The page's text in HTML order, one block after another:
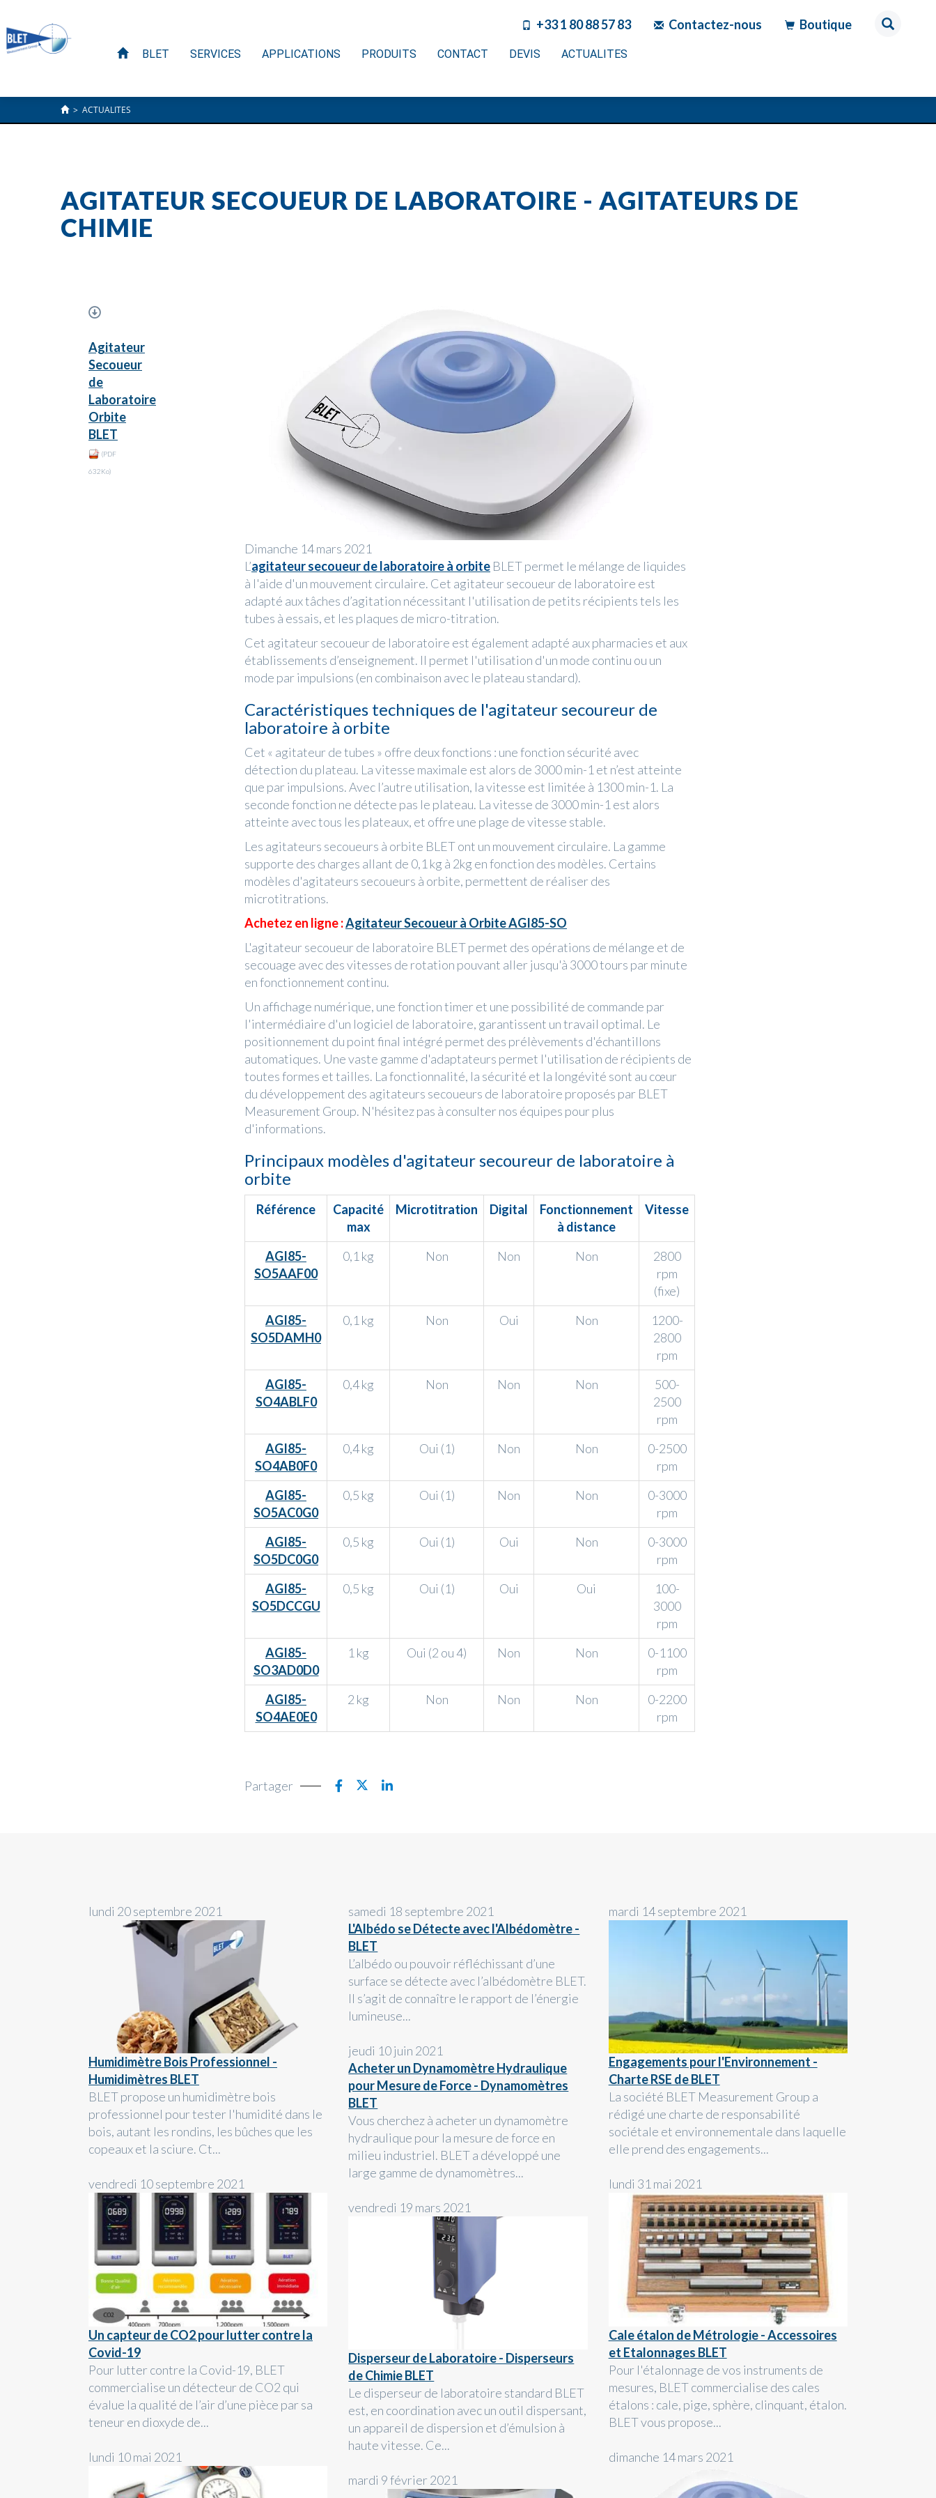
+33 1 80 88 57 83 Contactez-nous Boutique
BLET SERVICES APPLICATIONS PRODUITS CONTACT DEVIS ACTUALITES
> ACTUALITES
AGITATEUR SECOUEUR DE LABORATOIRE - AGITATEURS DE
CHIMIE
Agitateur
Secoueur
de
Laboratoire
Orbite
BLET
(PDF
632Ko)
Dimanche 14 mars 2021
L’agitateur secoueur de laboratoire à orbite BLET permet le mélange de liquides
à l'aide d'un mouvement circulaire. Cet agitateur secoueur de laboratoire est
adapté aux tâches d’agitation nécessitant l'utilisation de petits récipients tels les
tubes à essais, et les plaques de micro-titration.
Cet agitateur secoueur de laboratoire est également adapté aux pharmacies et aux
établissements d’enseignement. Il permet l'utilisation d'un mode continu ou un
mode par impulsions (en combinaison avec le plateau standard).
Caractéristiques techniques de l'agitateur secoureur de
laboratoire à orbite
Cet « agitateur de tubes » offre deux fonctions : une fonction sécurité avec
détection du plateau. La vitesse maximale est alors de 3000 min-1 et n’est atteinte
que par impulsions. Avec l’autre utilisation, la vitesse est limitée à 1300 min-1. La
seconde fonction ne détecte pas le plateau. La vitesse de 3000 min-1 est alors
atteinte avec tous les plateaux, et offre une plage de vitesse stable.
Les agitateurs secoueurs à orbite BLET ont un mouvement circulaire. La gamme
supporte des charges allant de 0,1 kg à 2kg en fonction des modèles. Certains
modèles d'agitateurs secoueurs à orbite, permettent de réaliser des
microtitrations.
Achetez en ligne :Agitateur Secoueur à Orbite AGI85-SO
L'agitateur secoueur de laboratoire BLET permet des opérations de mélange et de
secouage avec des vitesses de rotation pouvant aller jusqu'à 3000 tours par minute
en fonctionnement continu.
Un affichage numérique, une fonction timer et une possibilité de commande par
l'intermédiaire d'un logiciel de laboratoire, garantissent un travail optimal. Le
positionnement du point final intégré permet des prélèvements d'échantillons
automatiques. Une vaste gamme d'adaptateurs permet l'utilisation de récipients de
toutes formes et tailles. La fonctionnalité, la sécurité et la longévité sont au cœur
du développement des agitateurs secoueurs de laboratoire proposés par BLET
Measurement Group. N'hésitez pas à consulter nos équipes pour plus
d'informations.
Principaux modèles d'agitateur secoureur de laboratoire à
orbite
Référence
Capacité
max
Microtitration Digital
Fonctionnement
à distance
Vitesse
AGI85-
SO5AAF00
0,1 kg Non Non Non
2800
rpm
(fixe)
AGI85-
SO5DAMH0
0,1 kg Non Oui Non
1200-
2800
rpm
AGI85-
SO4ABLF0
0,4 kg Non Non Non
500-
2500
rpm
AGI85-
SO4AB0F0
0,4 kg Oui (1) Non Non
0-2500
rpm
AGI85-
SO5AC0G0
0,5 kg Oui (1) Non Non
0-3000
rpm
AGI85-
SO5DC0G0
0,5 kg Oui (1) Oui Non
0-3000
rpm
AGI85-
SO5DCCGU
0,5 kg Oui (1) Oui Oui
100-
3000
rpm
AGI85-
SO3AD0D0
1 kg Oui (2 ou 4) Non Non
0-1100
rpm
AGI85-
SO4AE0E0
2 kg Non Non Non
0-2200
rpm
Partager
lundi 20 septembre 2021
Humidimètre Bois Professionnel -
Humidimètres BLET
BLET propose un humidimètre bois
professionnel pour tester l'humidité dans le
bois, autant les rondins, les bûches que les
copeaux et la sciure. Ct...
vendredi 10 septembre 2021
Un capteur de CO2 pour lutter contre la
Covid-19
Pour lutter contre la Covid-19, BLET
commercialise un détecteur de CO2 qui
évalue la qualité de l’air d’une pièce par sa
teneur en dioxyde de...
lundi 10 mai 2021
samedi 18 septembre 2021
L'Albédo se Détecte avec l'Albédomètre -
BLET
L’albédo ou pouvoir réfléchissant d’une
surface se détecte avec l’albédomètre BLET.
Il s’agit de connaître le rapport de l’énergie
lumineuse...
jeudi 10 juin 2021
Acheter un Dynamomètre Hydraulique
pour Mesure de Force - Dynamomètres
BLET
Vous cherchez à acheter un dynamomètre
hydraulique pour la mesure de force en
milieu industriel. BLET a développé une
large gamme de dynamomètres...
vendredi 19 mars 2021
Disperseur de Laboratoire - Disperseurs
de Chimie BLET
Le disperseur de laboratoire standard BLET
est, en coordination avec un outil dispersant,
un appareil de dispersion et d’émulsion à
haute vitesse. Ce...
mardi 9 février 2021
mardi 14 septembre 2021
Engagements pour l'Environnement -
Charte RSE de BLET
La société BLET Measurement Group a
rédigé une charte de responsabilité
sociétale et environnementale dans laquelle
elle prend des engagements...
lundi 31 mai 2021
Cale étalon de Métrologie - Accessoires
et Etalonnages BLET
Pour l'étalonnage de vos instruments de
mesures, BLET commercialise des cales
étalons : cale, pige, sphère, clinquant, étalon.
BLET vous propose...
dimanche 14 mars 2021